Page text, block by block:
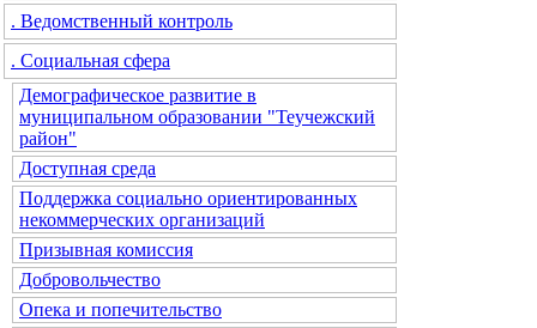
. Ведомственный контроль
. Социальная сфера
Демографическое развитие в
муниципальном образовании "Теучежский
район"
Доступная среда
Поддержка социально ориентированных
некоммерческих организаций
Призывная комиссия
Добровольчество
Опека и попечительство